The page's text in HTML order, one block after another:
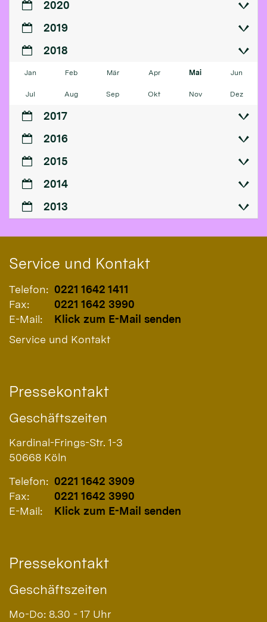
2020
2019
2018
Jan Feb Mär Apr Mai Jun
Jul Aug Sep Okt Nov Dez
2017
2016
2015
2014
2013
Service und Kontakt
Telefon: 0221 1642 1411
Fax:
0221 1642 3990
E-Mail:
Klick zum E-Mail senden
Service und Kontakt
Pressekontakt
Geschäftszeiten
Kardinal-Frings-Str. 1-3
50668 Köln
Telefon: 0221 1642 3909
Fax:
0221 1642 3990
E-Mail:
Klick zum E-Mail senden
Pressekontakt
Geschäftszeiten
Mo-Do: 8.30 - 17 Uhr